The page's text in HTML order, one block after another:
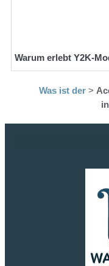
Warum erlebt Y2K-
Was ist der >